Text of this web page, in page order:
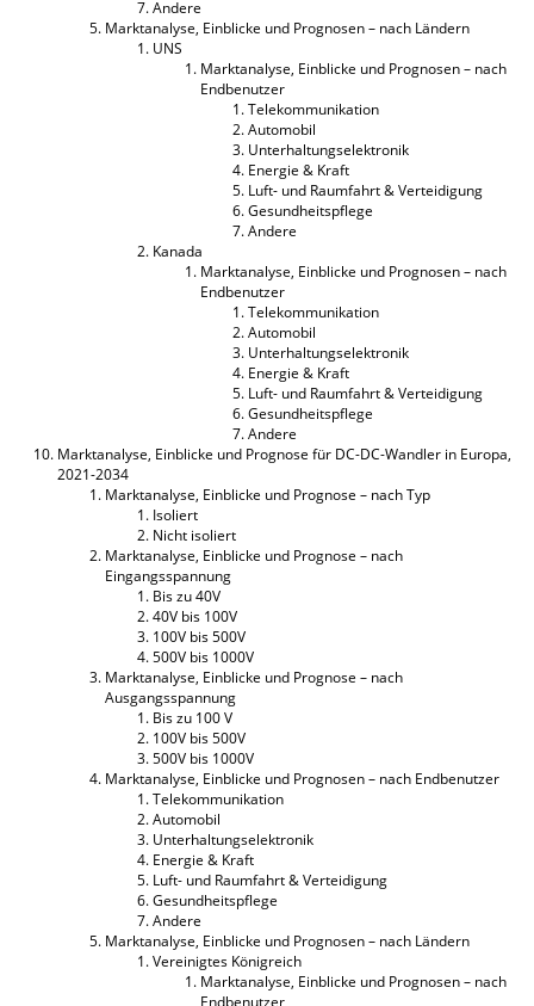
Andere
Marktanalyse, Einblicke und Prognosen – nach Ländern
UNS
Marktanalyse, Einblicke und Prognosen – nach
Endbenutzer
Telekommunikation
Automobil
Unterhaltungselektronik
Energie & Kraft
Luft- und Raumfahrt & Verteidigung
Gesundheitspflege
Andere
Kanada
Marktanalyse, Einblicke und Prognosen – nach
Endbenutzer
Telekommunikation
Automobil
Unterhaltungselektronik
Energie & Kraft
Luft- und Raumfahrt & Verteidigung
Gesundheitspflege
Andere
Marktanalyse, Einblicke und Prognose für DC-DC-Wandler in Europa,
2021-2034
Marktanalyse, Einblicke und Prognose – nach Typ
Isoliert
Nicht isoliert
Marktanalyse, Einblicke und Prognose – nach
Eingangsspannung
Bis zu 40V
40V bis 100V
100V bis 500V
500V bis 1000V
Marktanalyse, Einblicke und Prognose – nach
Ausgangsspannung
Bis zu 100 V
100V bis 500V
500V bis 1000V
Marktanalyse, Einblicke und Prognosen – nach Endbenutzer
Telekommunikation
Automobil
Unterhaltungselektronik
Energie & Kraft
Luft- und Raumfahrt & Verteidigung
Gesundheitspflege
Andere
Marktanalyse, Einblicke und Prognosen – nach Ländern
Vereinigtes Königreich
Marktanalyse, Einblicke und Prognosen – nach
Endbenutzer